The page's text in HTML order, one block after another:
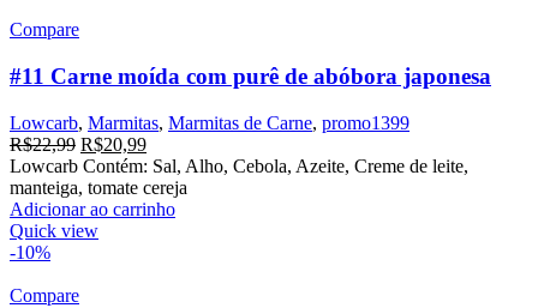
Compare
#11 Carne moída com purê de abóbora japonesa
Lowcarb, Marmitas, Marmitas de Carne, promo1399
R$22,99 O
preço
original
era:
R$22,99.
R$20,99O
preço
atual
é:
Lowcarb Contém: Sal, Alho, Cebola, Azeite, Creme de leite,
manteiga, tomate cereja
Adicionar ao carrinho
Quick view
-10%
Compare